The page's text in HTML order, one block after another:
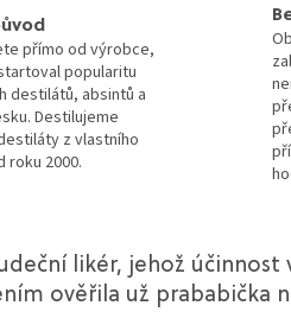
přímo od výrobce,
popularitu
destilátů, absintů a
Destilujeme
z vlastního
roku 2000.
likér, jehož účinnost
ověřila už prababička